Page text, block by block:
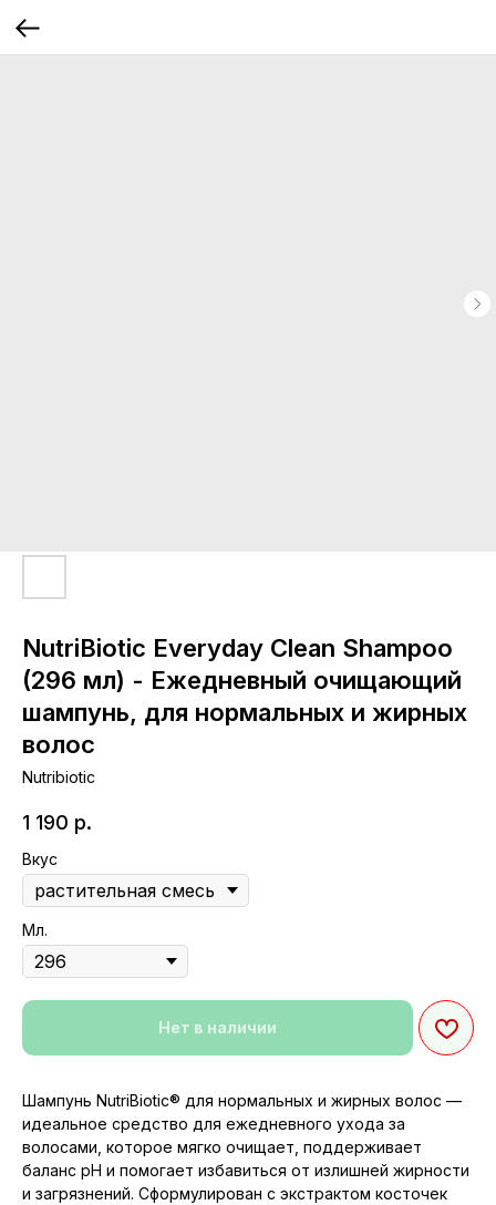
NutriBiotic Everyday Clean Shampoo
(296 мл) - Ежедневный очищающий
шампунь, для нормальных и жирных
волос
Nutribiotic
1 190 р.
Вкус
Мл.
Нет в наличии
Шампунь NutriBiotic® для нормальных и жирных волос —
идеальное средство для ежедневного ухода за
волосами, которое мягко очищает, поддерживает
баланс pH и помогает избавиться от излишней жирности
и загрязнений. Сформулирован с экстрактом косточек